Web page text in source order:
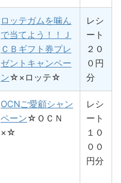
ロッテガムを噛ん
で当てよう！！Ｊ
ＣＢギフト券プレ
ゼントキャンペー
ン☆×ロッテ☆
レシ
ート
２０
０円
分
OCNご愛顧シャン
ペーン☆ＯＣＮ
×☆
レシ
ート
１０
００
円分